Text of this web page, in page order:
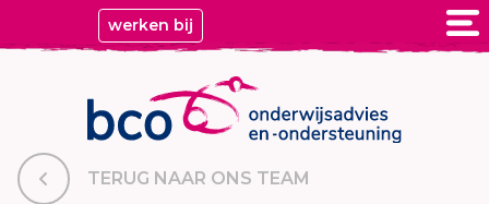
werken bij
TERUG NAAR ONS TEAM